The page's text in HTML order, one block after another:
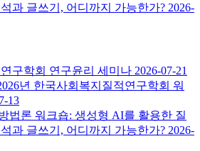
과 글쓰기, 어디까지 가능한가? 2026-
구학회 연구윤리 세미나 2026-07-21
년 한국사회복지질적연구학회 워
13
법론 워크숍: 생성형 AI를 활용한 질
과 글쓰기, 어디까지 가능한가? 2026-